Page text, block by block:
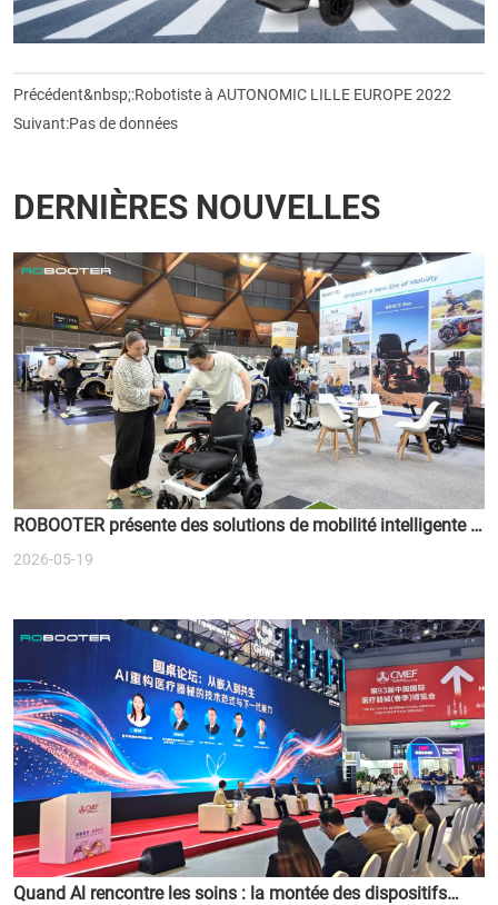
Précédent&nbsp;:Robotiste à AUTONOMIC LILLE EUROPE 2022
Suivant:Pas de données
DERNIÈRES NOUVELLES
ROBOOTER présente des solutions de mobilité intelligente à
l'ATSA Sydney Expo 2026
2026-05-19
Quand Al rencontre les soins : la montée des dispositifs